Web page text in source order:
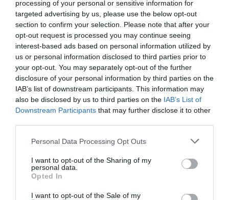
processing of your personal or sensitive information for
targeted advertising by us, please use the below opt-out
section to confirm your selection. Please note that after your
opt-out request is processed you may continue seeing
interest-based ads based on personal information utilized by
us or personal information disclosed to third parties prior to
your opt-out. You may separately opt-out of the further
disclosure of your personal information by third parties on the
IAB’s list of downstream participants. This information may
also be disclosed by us to third parties on the IAB’s List of
Downstream Participants that may further disclose it to other
Personal Data Processing Opt Outs
I want to opt-out of the Sharing of my
personal data.
Opted In
I want to opt-out of the Sale of my
Vous avez apprécié l’article ?
Soutenez-nous, faites un don !
NOUS SOUTENIR
PARTAGER L'ARTICLE
Facebook